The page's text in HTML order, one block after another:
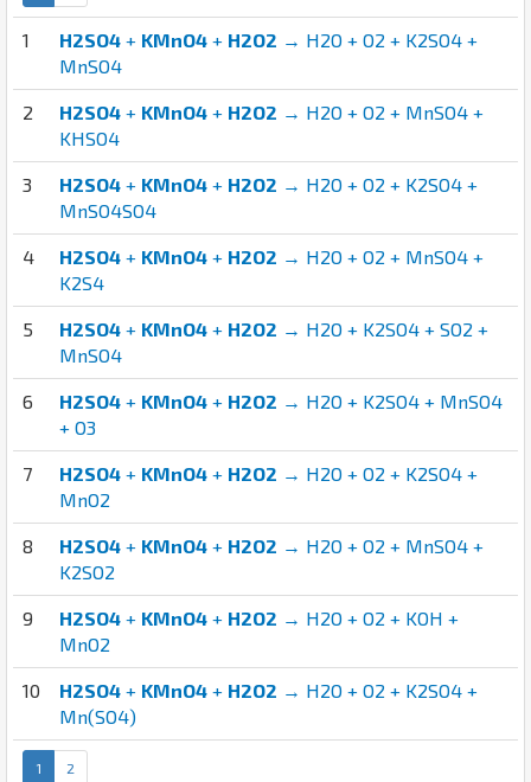
1 H2SO4 + KMnO4 + H2O2 → H2O + O2 + K2SO4 +
MnSO4
2 H2SO4 + KMnO4 + H2O2 → H2O + O2 + MnSO4 +
KHSO4
3 H2SO4 + KMnO4 + H2O2 → H2O + O2 + K2SO4 +
MnSO4SO4
4 H2SO4 + KMnO4 + H2O2 → H2O + O2 + MnSO4 +
K2S4
5 H2SO4 + KMnO4 + H2O2 → H2O + K2SO4 + SO2 +
MnSO4
6 H2SO4 + KMnO4 + H2O2 → H2O + K2SO4 + MnSO4
+ O3
7 H2SO4 + KMnO4 + H2O2 → H2O + O2 + K2SO4 +
MnO2
8 H2SO4 + KMnO4 + H2O2 → H2O + O2 + MnSO4 +
K2SO2
9 H2SO4 + KMnO4 + H2O2 → H2O + O2 + KOH +
MnO2
10 H2SO4 + KMnO4 + H2O2 → H2O + O2 + K2SO4 +
Mn(SO4)
1 2